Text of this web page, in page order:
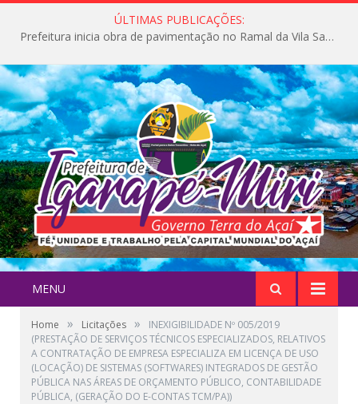
ÚLTIMAS PUBLICAÇÕES:
Prefeitura inicia obra de pavimentação no Ramal da Vila Santa Maria do Icatu
MENU
Home » Licitações »
INEXIGIBILIDADE Nº 005/2019
(PRESTAÇÃO DE SERVIÇOS TÉCNICOS ESPECIALIZADOS, RELATIVOS
A CONTRATAÇÃO DE EMPRESA ESPECIALIZA EM LICENÇA DE USO
(LOCAÇÃO) DE SISTEMAS (SOFTWARES) INTEGRADOS DE GESTÃO
PÚBLICA NAS ÁREAS DE ORÇAMENTO PÚBLICO, CONTABILIDADE
PÚBLICA, (GERAÇÃO DO E-CONTAS TCM/PA))